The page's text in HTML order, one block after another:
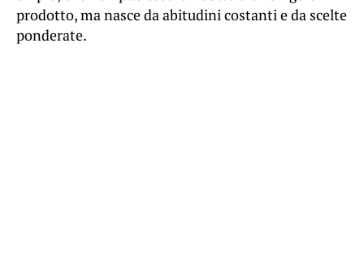
prodotto, ma nasce da abitudini costanti e da scelte
ponderate.